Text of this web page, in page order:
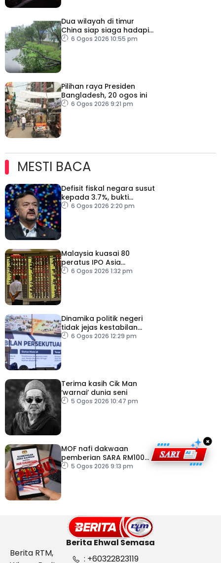
Dua wilayah di timur
China siap siaga hadapi
taufan Dolphin
6 Ogos 2026 10:55 pm
Pilihan raya Presiden
Bangladesh, 20 ogos ini
6 Ogos 2026 9:21 pm
MESTI BACA
Defisit fiskal negara susut
kepada 3.7%, bukti
keyakinan pelabur masih
6 Ogos 2026 2:20 pm
Malaysia kuasai 80
peratus IPO Asia
Tenggara, kumpul AS$1.4
6 Ogos 2026 1:32 pm
Dinamika politik negeri
tidak jejas kestabilan
Kerajaan Perpaduan
6 Ogos 2026 12:29 pm
Terima kasih Cik Man
‘warnai’ dunia seni
5 Ogos 2026 10:47 pm
MOF nafi dakwaan
pemberian SARA RM100
sempena Hari
5 Ogos 2026 9:13 pm
×
Berita Ehwal Semasa
Berita RTM,
: +60322823119